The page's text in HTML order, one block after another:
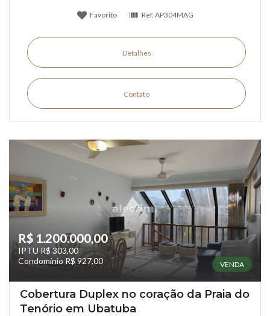
Favorito Ref. AP304MAG
Detalhes
Contato
R$ 1.200.000,00
IPTU R$ 303,00
Condomínio R$ 927,00
VENDA
Cobertura Duplex no coração da Praia do
Tenório em Ubatuba